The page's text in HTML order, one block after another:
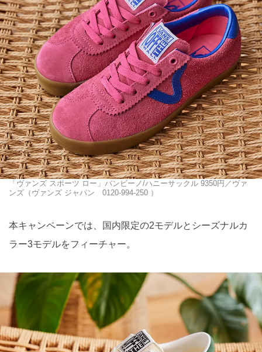
「ヴァンズ スポーツ ロー」バンビーノ/ハニーサックル 9350円／ヴァ
ンズ（ヴァンズ ジャパン 0120-994-250 ）
本キャンペーンでは、国内限定の2モデルとシーズナルカ
ラー3モデルをフィーチャー。